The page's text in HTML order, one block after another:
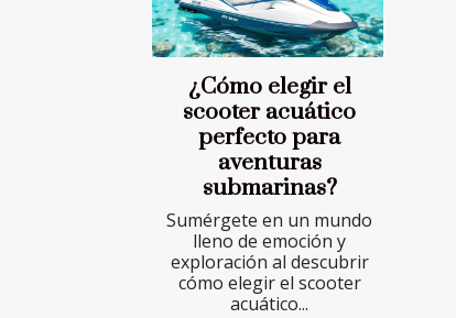
¿Cómo elegir el
scooter acuático
perfecto para
aventuras
submarinas?
Sumérgete en un mundo
lleno de emoción y
exploración al descubrir
cómo elegir el scooter
acuático...